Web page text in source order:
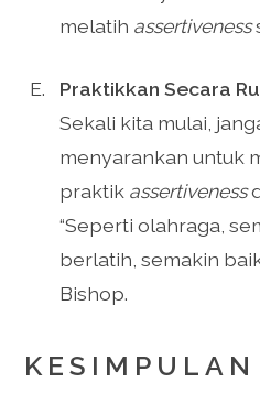
melatih assertiveness
Praktikkan Secara
Sekali kita mulai,
menyarankan untuk
praktik assertiveness
“Seperti olahraga,
berlatih, semakin
Bishop.
KESIMPULAN